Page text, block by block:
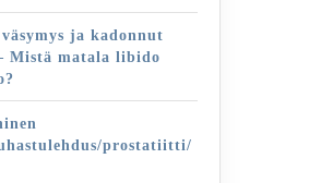
ja kadonnut
Mistä matala libido
prostatiitti/